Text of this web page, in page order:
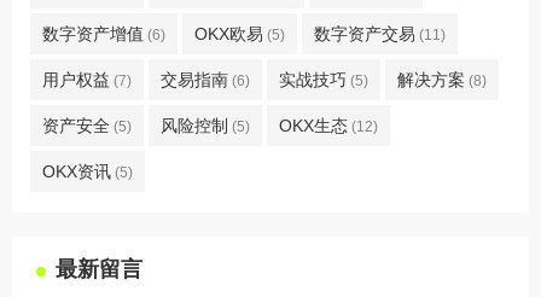
数字资产增值 (6) OKX欧易 (5) 数字资产交易 (11)
用户权益 (7) 交易指南 (6) 实战技巧 (5) 解决方案 (8)
资产安全 (5) 风险控制 (5) OKX生态 (12)
OKX资讯 (5)
最新留言